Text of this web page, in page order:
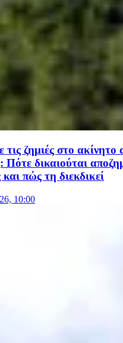
τις ζημιές στο ακίνητο
Πότε δικαιούται
και πώς τη διεκδικεί
10:00